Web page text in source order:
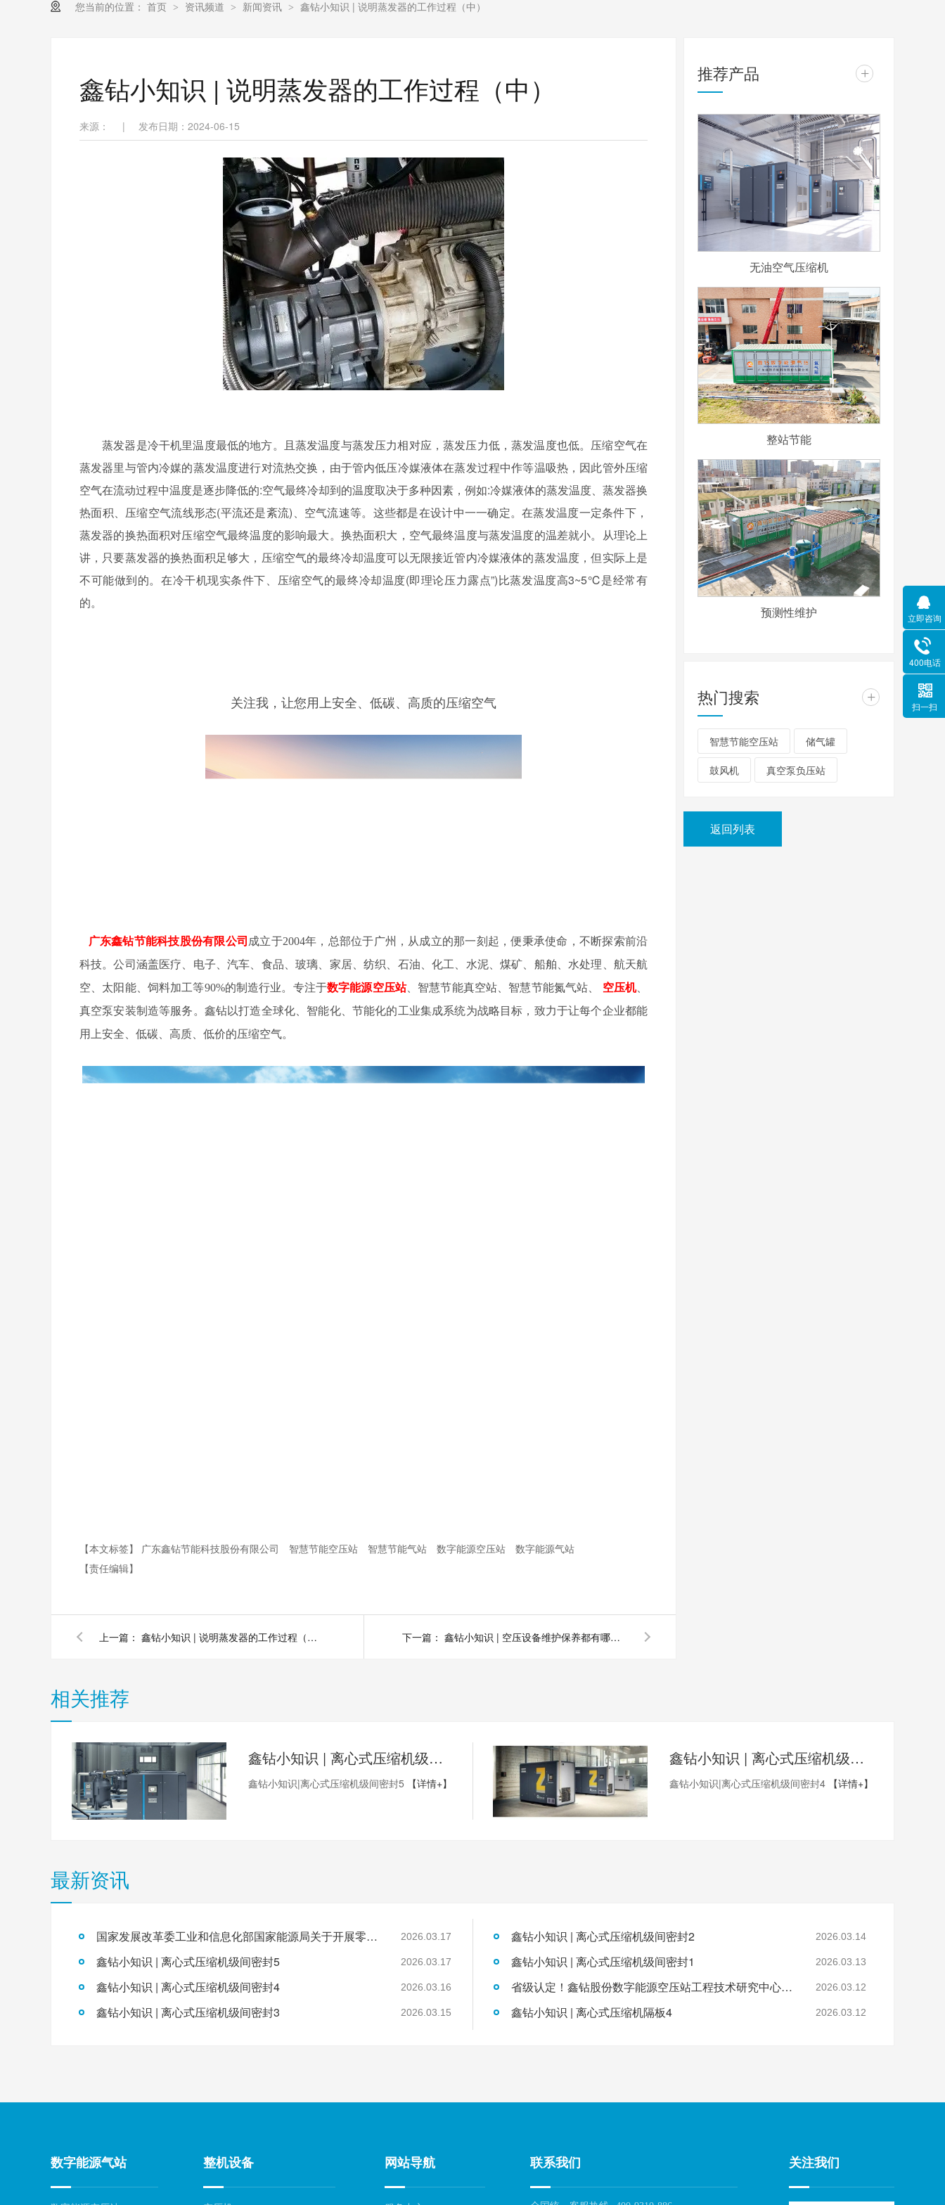
您当前的位置： 首页 > 资讯频道 > 新闻资讯 > 鑫钻小知识 | 说明蒸发器的工作过程（中）
鑫钻小知识 | 说明蒸发器的工作过程（中）
来源： | 发布日期：2024-06-15
蒸发器是冷干机里温度最低的地方。且蒸发温度与蒸发压力相对应，蒸发压力低，蒸发温度也低。压缩空气在
蒸发器里与管内冷媒的蒸发温度进行对流热交换，由于管内低压冷媒液体在蒸发过程中作等温吸热，因此管外压缩
空气在流动过程中温度是逐步降低的:空气最终冷却到的温度取决于多种因素，例如:冷媒液体的蒸发温度、蒸发器换
热面积、压缩空气流线形态(平流还是紊流)、空气流速等。这些都是在设计中一一确定。在蒸发温度一定条件下，
蒸发器的换热面积对压缩空气最终温度的影响最大。换热面积大，空气最终温度与蒸发温度的温差就小。从理论上
讲，只要蒸发器的换热面积足够大，压缩空气的最终冷却温度可以无限接近管内冷媒液体的蒸发温度，但实际上是
不可能做到的。在冷干机现实条件下、压缩空气的最终冷却温度(即理论压力露点”)比蒸发温度高3~5℃是经常有
的。
关注我，让您用上安全、低碳、高质的压缩空气
广东鑫钻节能科技股份有限公司 成立于2004年，总部位于广州，从成立的那一刻起，便秉承使命，不断探索前沿
科技。公司涵盖医疗、电子、汽车、食品、玻璃、家居、纺织、石油、化工、水泥、煤矿、船舶、水处理、航天航
空、太阳能、饲料加工等90%的制造行业。专注于数字能源空压站、智慧节能真空站、智慧节能氮气站、 空压机、
真空泵安装制造等服务。鑫钻以打造全球化、智能化、节能化的工业集成系统为战略目标，致力于让每个企业都能
用上安全、低碳、高质、低价的压缩空气。
【本文标签】 广东鑫钻节能科技股份有限公司 智慧节能空压站 智慧节能气站 数字能源空压站
数字能源气站
【责任编辑】
上一篇： 鑫钻小知识 | 说明蒸发器的工作过程（下） 下一篇： 鑫钻小知识 | 空压设备维护保养都有哪些内容？
推荐产品 +
无油空气压缩机
整站节能
预测性维护
热门搜索 +
智慧节能空压站 储气罐
鼓风机 真空泵负压站
返回列表
相关推荐
鑫钻小知识 | 离心式压缩机级间密封5
鑫钻小知识|离心式压缩机级间密封5 【详情+】
鑫钻小知识 | 离心式压缩机级间密封4
鑫钻小知识|离心式压缩机级间密封4 【详情+】
最新资讯
国家发展改革委工业和信息化部国家能源局关于开展零碳园区建设的通知 2026.03.17
鑫钻小知识 | 离心式压缩机级间密封5 2026.03.17
鑫钻小知识 | 离心式压缩机级间密封4 2026.03.16
鑫钻小知识 | 离心式压缩机级间密封3 2026.03.15
鑫钻小知识 | 离心式压缩机级间密封2 2026.03.14
鑫钻小知识 | 离心式压缩机级间密封1 2026.03.13
省级认定！鑫钻股份数字能源空压站工程技术研究中心正式获批 2026.03.12
鑫钻小知识 | 离心式压缩机隔板4 2026.03.12
数字能源气站 整机设备 网站导航 联系我们 关注我们
立即咨询
400电话
扫一扫